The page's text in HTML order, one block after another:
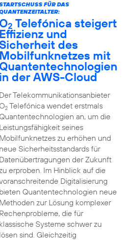
FÜR DAS
O2 Telefónica steigert
Effizienz und
des
Mobilfunknetzes mit
Quantentechnologien
in der AWS-Cloud
Der Telekommunikationsanbieter
O2Telefónica wendet erstmals
Quantentechnologien an, um die
Leistungsfähigkeit seines
Mobilfunknetzes zu erhöhen und
neue Sicherheitsstandards für
Datenübertragungen der Zukunft
erproben. Im Hinblick auf die
Digitalisierung
bieten Quantentechnologien neue
Methoden zur Lösung komplexer
Rechenprobleme, die für
klassische Systeme schwer zu
lösen sind. Gleichzeitig